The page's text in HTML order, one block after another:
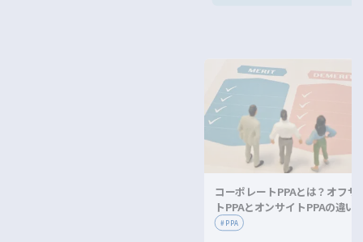
コーポレートPPAとは？オフサ
トPPAとオンサイトPPAの違い
メリット・デメリットを解説！
#PPA